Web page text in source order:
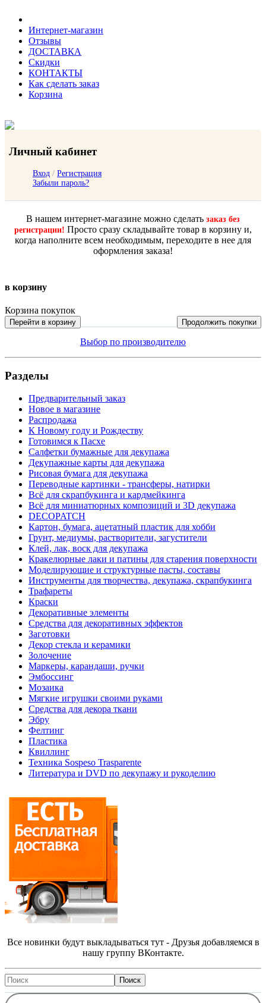
Интернет-магазин
Отзывы
ДОСТАВКА
Скидки
КОНТАКТЫ
Как сделать заказ
Корзина
Личный кабинет
Вход / Регистрация
Забыли пароль?
В нашем интернет-магазине можно сделать заказ без
регистрации! Просто сразу складывайте товар в корзину и,
когда наполните всем необходимым, переходите в нее для
оформления заказа!
в корзину
Корзина покупок
Перейти в корзину Продолжить покупки
Выбор по производителю
Разделы
Предварительный заказ
Новое в магазине
Распродажа
К Новому году и Рождеству
Готовимся к Пасхе
Салфетки бумажные для декупажа
Декупажные карты для декупажа
Рисовая бумага для декупажа
Переводные картинки - трансферы, натирки
Всё для скрапбукинга и кардмейкинга
Всё для миниатюрных композиций и 3D декупажа
DECOPATCH
Картон, бумага, ацетатный пластик для хобби
Грунт, медиумы, растворители, загустители
Клей, лак, воск для декупажа
Кракелюрные лаки и патины для старения поверхности
Моделирующие и структурные пасты, составы
Инструменты для творчества, декупажа, скрапбукинга
Трафареты
Краски
Декоративные элементы
Средства для декоративных эффектов
Заготовки
Декор стекла и керамики
Золочение
Маркеры, карандаши, ручки
Эмбоссинг
Мозаика
Мягкие игрушки своими руками
Средства для декора ткани
Эбру
Фелтинг
Пластика
Квиллинг
Техника Sospeso Trasparente
Литература и DVD по декупажу и рукоделию
Все новинки будут выкладываться тут - Друзья добавляемся в
нашу группу ВКонтакте.